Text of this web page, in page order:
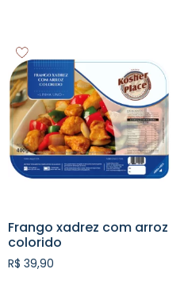
Frango xadrez com arroz
colorido
R$ 39,90